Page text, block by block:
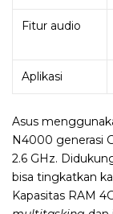
Fitur audio
Aplikasi
Asus
N4000 generasi
2.6 GHz.
bisa tingkatkan
Kapasitas RAM